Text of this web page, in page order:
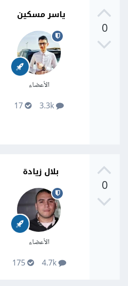
0
ياسر مسكين
الأعضاء
0
بلال زيادة
الأعضاء
4.7k
175